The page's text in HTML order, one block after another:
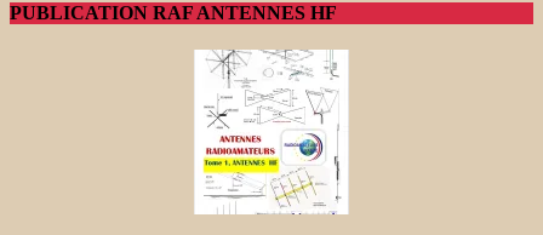
PUBLICATION RAF ANTENNES HF